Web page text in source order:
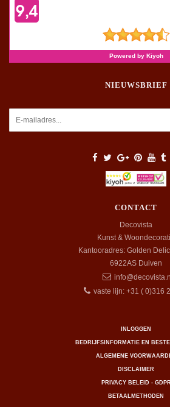
NIEUWSBRIEF
CONTACT
Decovista
Kunst &
Kantooradres: Golden
6922AS Duiven
vaste lijn: +31 ( 0)316
INLOGGEN
BEDRIJFSINFORMATIE EN
ALGEMENE
DISCLAIMER
PRIVACY BELEID - GDPR
BETAALMETHODEN